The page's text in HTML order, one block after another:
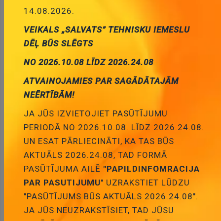
00020351 Artikuls:
Daudzums:
Apraksts
APRAKSTS
Manufacturer INFINEON TECHNOLOGIES
14.08.2026.
VEIKALS „SALVATS” TEHNISKU IEMESLU
DĒĻ BŪS SLĒGTS
NO 2026.10.08 LĪDZ 2026.24.08
ATVAINOJAMIES PAR SAGĀDĀTAJĀM
NEĒRTĪBĀM!
JA JŪS IZVIETOJIET PASŪTĪJUMU
PERIODĀ NO 2026.10.08. LĪDZ 2026.24.08.
UN ESAT PĀRLIECINĀTI, KA TAS BŪS
AKTUĀLS 2026.24.08, TAD FORMĀ
PASŪTĪJUMA AILĒ "PAPILDINFOMRACIJA
PAR PASUTIJUMU" UZRAKSTIET LŪDZU
"PASŪTĪJUMS BŪS AKTUĀLS 2026.24.08".
JA JŪS NEUZRAKSTĪSIET, TAD JŪSU